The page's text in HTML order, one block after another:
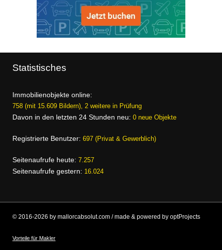
Statistisches
Immobilienobjekte online:
758 (mit 15.609 Bildern), 2 weitere in Prüfung
Davon in den letzten 24 Stunden neu: 0 neue Objekte
Registrierte Benutzer: 697 (Privat & Gewerblich)
Seitenaufrufe heute: 7.257
Seitenaufrufe gestern: 16.024
© 2016-2026 by mallorcabsolut.com / made & powered by optProjects
Vorteile für Makler